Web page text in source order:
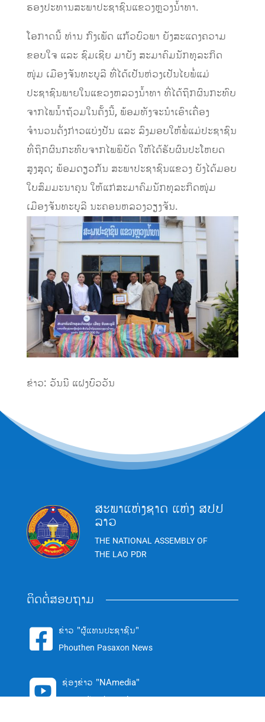
ຮອງປະທານສະພາປະຊາຊົນແຂວງຫຼວງນໍ້າທາ.
ໂອກາດນີ້ ທ່ານ ກົງເພັດ ແກ້ວບົວພາ ຍັງສະແດງຄວາມ
ຂອບໃຈ ແລະ ຊົມເຊີຍ ມາຍັງ ສະມາຄົມນັກທຸລະກິດ
ໜຸ່ມ ເມືອງຈັນທະບູລີ ທີ່ໄດ້ເປັນຫ່ວງເປັນໄຍພໍ່ແມ່
ປະຊາຊົນພາຍໃນແຂວງຫລວງນ້ຳທາ ທີ່ໄດ້ຖຶກຜົນກະທົບ
ຈາກໄພນ້ຳຖ້ວມໃນຄັ້ງນີ້, ພ້ອມທັງຈະນຳເອົາເຄື່ອງ
ຈຳນວນດັ່ງກ່າວແບ່ງປັນ ແລະ ລົງມອບໃຫ້ພໍ່ແມ່ປະຊາຊົນ
ທີ່ຖຶກຜົນກະທົບຈາກໄພພິບັດ ໃຫ້ໄດ້ຮັບຜົນປະໂຫຍດ
ສູງສຸດ; ພ້ອມດຽວກັນ ສະພາປະຊາຊົນແຂວງ ຍັງໄດ້ມອບ
ໃບສົມມະນາຄຸນ ໃຫ້ແກ່ສະມາຄົມນັກທຸລະກິດໜຸ່ມ
ເມືອງຈັນທະບູລີ ນະຄອນຫລວງວຽງຈັນ.
ຂ່າວ: ວັນນີ ແຝງບົວວັນ
ສະພາແຫ່ງຊາດ ແຫ່ງ ສປປ
ລາວ
THE NATIONAL ASSEMBLY OF
THE LAO PDR
ຕິດຕໍ່ສອບຖາມ
 ຂ່າວ "ຜູ້ແທນປະຊາຊົນ"
Phouthen Pasaxon News
 ຊ່ອງຂ່າວ "NAmedia"
NAmedia Channel